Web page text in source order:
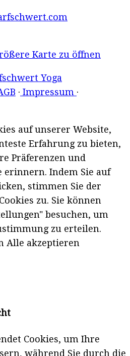
Yoga
· Impressum ·
auf unserer Website,
Erfahrung zu bieten,
Präferenzen und
erinnern. Indem Sie auf
stimmen Sie der
zu. Sie können
besuchen, um
zu erteilen.
Alle akzeptieren
Cookies, um Ihre
während Sie durch die